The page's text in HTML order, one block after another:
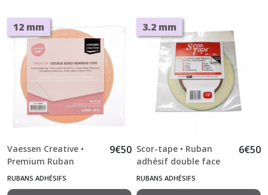
12 mm
Vaessen Creative •
Premium Ruban
Adhésif Double Face
9€50
RUBANS ADHÉSIFS
3.2 mm
Scor-tape • Ruban
adhésif double face
3.2 mm x 24,5 m 1/8"
6€50
RUBANS ADHÉSIFS